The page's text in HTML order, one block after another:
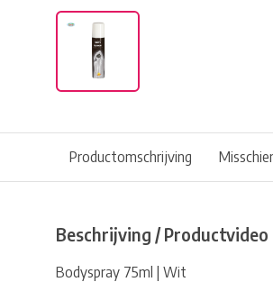
Productomschrijving
Beschrijving / Productvideo
Bodyspray 75ml | Wit